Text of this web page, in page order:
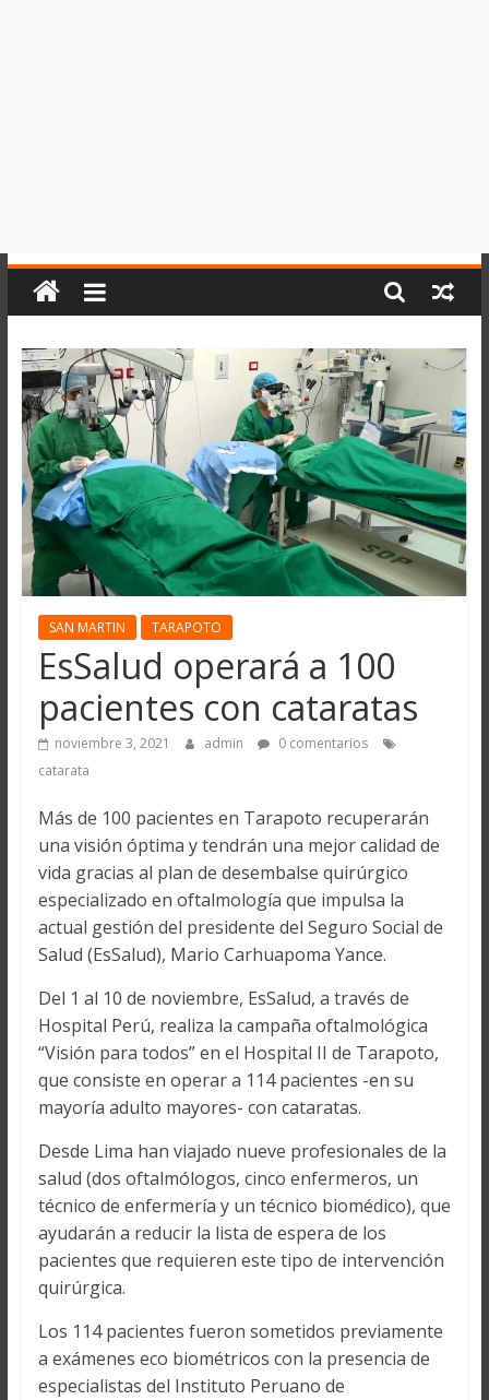
SAN MARTIN TARAPOTO
EsSalud operará a 100
pacientes con cataratas
noviembre 3, 2021 admin
0 comentarios
catarata
Más de 100 pacientes en Tarapoto recuperarán
una visión óptima y tendrán una mejor calidad de
vida gracias al plan de desembalse quirúrgico
especializado en oftalmología que impulsa la
actual gestión del presidente del Seguro Social de
Salud (EsSalud), Mario Carhuapoma Yance.
Del 1 al 10 de noviembre, EsSalud, a través de
Hospital Perú, realiza la campaña oftalmológica
“Visión para todos” en el Hospital II de Tarapoto,
que consiste en operar a 114 pacientes -en su
mayoría adulto mayores- con cataratas.
Desde Lima han viajado nueve profesionales de la
salud (dos oftalmólogos, cinco enfermeros, un
técnico de enfermería y un técnico biomédico), que
ayudarán a reducir la lista de espera de los
pacientes que requieren este tipo de intervención
quirúrgica.
Los 114 pacientes fueron sometidos previamente
a exámenes eco biométricos con la presencia de
especialistas del Instituto Peruano de